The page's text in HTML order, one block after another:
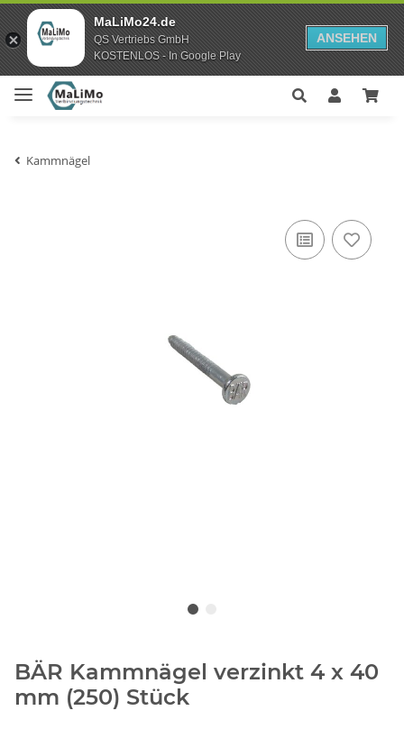
MaLiMo24.de
QS Vertriebs GmbH
KOSTENLOS - In Google Play
ANSEHEN
Kammnägel
BÄR Kammnägel verzinkt 4 x 40
mm (250) Stück